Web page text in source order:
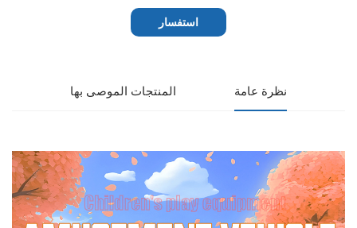
استفسار
نظرة عامة المنتجات الموصى بها